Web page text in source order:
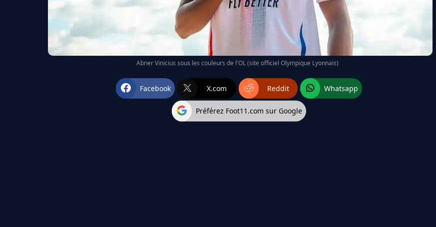
Abner Vinicius sous les couleurs de l'OL (site officiel Olympique Lyonnais)
Facebook X.com Reddit Whatsapp
Préférez Foot11.com sur Google